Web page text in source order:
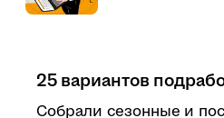
25 вариантов
Собрали сезонные и